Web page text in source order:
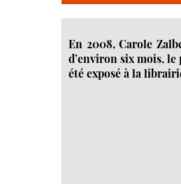
En 2008, Carole
d’environ six mois,
été exposé à la